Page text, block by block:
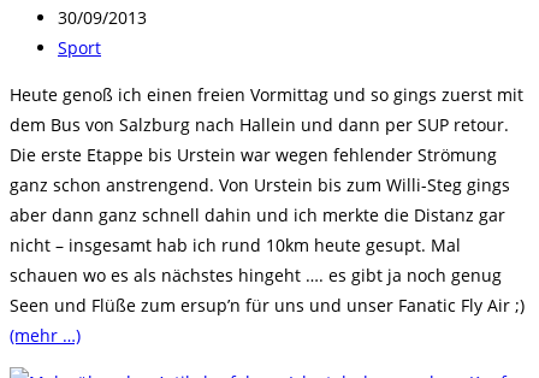
Autor:
Beitrag
veröffentlicht:
30/09/2013
Beitrags-
Sport
Heute genoß ich einen freien Vormittag und so gings zuerst mit
dem Bus von Salzburg nach Hallein und dann per SUP retour.
Die erste Etappe bis Urstein war wegen fehlender Strömung
ganz schon anstrengend. Von Urstein bis zum Willi-Steg gings
aber dann ganz schnell dahin und ich merkte die Distanz gar
nicht – insgesamt hab ich rund 10km heute gesupt. Mal
schauen wo es als nächstes hingeht …. es gibt ja noch genug
Seen und Flüße zum ersup’n für uns und unser Fanatic Fly Air ;)
(mehr …)